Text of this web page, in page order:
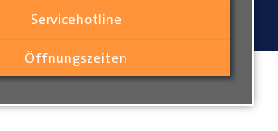
Servicehotline
Öffnungszeiten